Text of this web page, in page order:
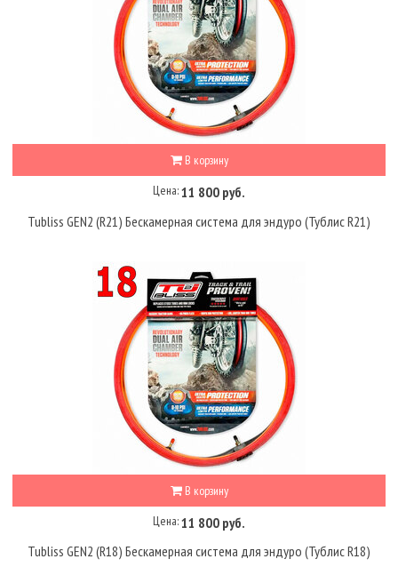
В корзину
Цена:11 800 руб.
Tubliss GEN2 (R21) Бескамерная система для эндуро (Тублис R21)
В корзину
Цена:11 800 руб.
Tubliss GEN2 (R18) Бескамерная система для эндуро (Тублис R18)